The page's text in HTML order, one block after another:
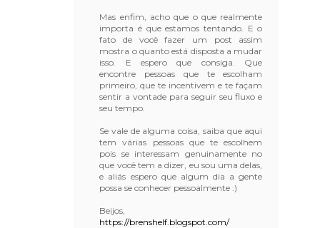
Mas enfim, acho que o que realmente
importa é que estamos tentando. E o
fato de você fazer um post assim
mostra o quanto está disposta a mudar
isso. E espero que consiga. Que
encontre pessoas que te escolham
primeiro, que te incentivem e te façam
sentir a vontade para seguir seu fluxo e
seu tempo.
Se vale de alguma coisa, saiba que aqui
tem várias pessoas que te escolhem
pois se interessam genuinamente no
que você tem a dizer, eu sou uma delas,
e aliás espero que algum dia a gente
possa se conhecer pessoalmente :)
Beijos,
https://brenshelf.blogspot.com/